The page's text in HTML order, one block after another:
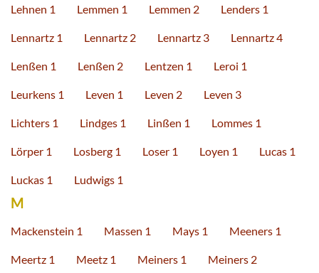
Lehnen 1 Lemmen 1 Lemmen 2 Lenders 1
Lennartz 1 Lennartz 2 Lennartz 3 Lennartz 4
Lenßen 1 Lenßen 2 Lentzen 1 Leroi 1
Leurkens 1 Leven 1 Leven 2 Leven 3
Lichters 1 Lindges 1 Linßen 1 Lommes 1
Lörper 1 Losberg 1 Loser 1 Loyen 1 Lucas 1
Luckas 1 Ludwigs 1
M
Mackenstein 1 Massen 1 Mays 1 Meeners 1
Meertz 1 Meetz 1 Meiners 1 Meiners 2